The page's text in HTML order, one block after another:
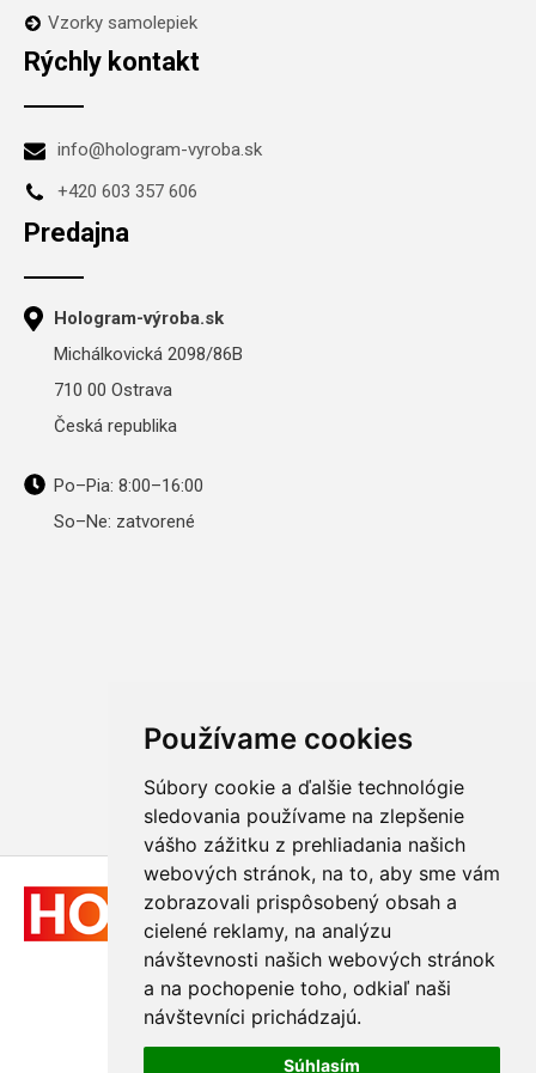
Používame cookies
Súbory cookie a ďalšie technológie
sledovania používame na zlepšenie
vášho zážitku z prehliadania našich
webových stránok, na to, aby sme vám
zobrazovali prispôsobený obsah a
cielené reklamy, na analýzu
návštevnosti našich webových stránok
a na pochopenie toho, odkiaľ naši
návštevníci prichádzajú.
Súhlasím
Vzorky samolepiek
Rýchly kontakt
info@hologram-vyroba.sk
+420 603 357 606
Predajna
Hologram-výroba.sk
Michálkovická 2098/86B
710 00 Ostrava
Česká republika
Po–Pia: 8:00–16:00
So–Ne: zatvorené
Hologram-vyroba.sk